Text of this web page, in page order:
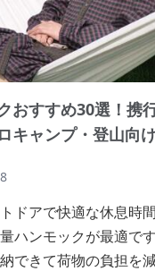
おすすめ30選！携
キャンプ・登山向
ドアで快適な休息時
ハンモックが最適です
できて荷物の負担を